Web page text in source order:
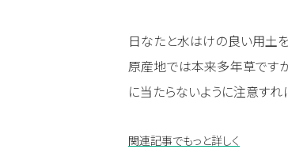
日なたと水はけの良い用土
原産地では本来多年草です
に当たらないように注意すれ
関連記事でもっと詳しく